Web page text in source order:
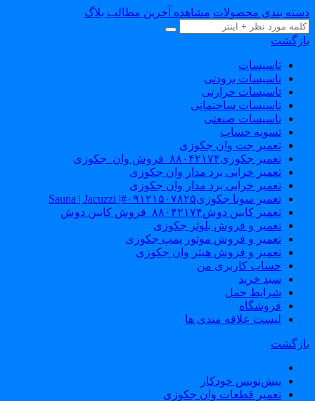
بندی محصولات مشاهده آخرین مطالب بلاگ
تاسیسات
تاسیسات برودتی
تاسیسات حرارتی
تاسیسات ساختمانی
تاسیسات صنعتی
تسویه حساب
تعمیر جت وان جکوزی
تعمیر جکوزی۸۸۰۴۲۱۷۴_فروش وان_جکوزی
تعمیر خرابی برد مدار وان جکوزی
تعمیر خرابی برد مدار وان جکوزی
تعمیر سونا جکوزی۰۹۱۲۱۵۰۷۸۲۵#| Sauna | Jacuzzi
تعمیر کابین دوش۸۸۰۴۲۱۷۴_فروش کابین دوش
تعمیر و فروش بلوئر جکوزی
تعمیر و فروش موتور پمپ جکوزی
تعمیر و فروش هیتر وان جکوزی
حساب کاربری من
سبد خرید
شرایط حمل
فروشگاه
لیست علاقه مندی ها
پیش‌نویس خودکار
تعمیر قطعات وان جکوزی